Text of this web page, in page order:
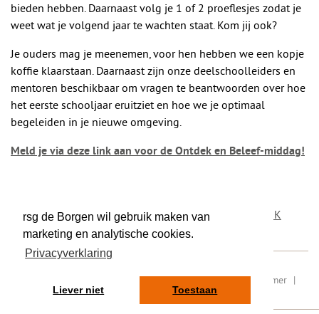
rsg de Borgen wil gebruik maken van
marketing en analytische cookies.
Privacyverklaring
Liever niet Toestaan
bieden hebben. Daarnaast volg je 1 of 2 proeflesjes zodat je
weet wat je volgend jaar te wachten staat. Kom jij ook?
Je ouders mag je meenemen, voor hen hebben we een kopje
koffie klaarstaan. Daarnaast zijn onze deelschoolleiders en
mentoren beschikbaar om vragen te beantwoorden over hoe
het eerste schooljaar eruitziet en hoe we je optimaal
begeleiden in je nieuwe omgeving.
Meld je via deze link aan voor de Ontdek en Beleef-middag!
DEEL DIT BERICHT OP TWITTER OP FACEBOOK
RSIN/ fiscaal nummer: 8077.87.000 | Sitemap | Disclaimer |
Contact